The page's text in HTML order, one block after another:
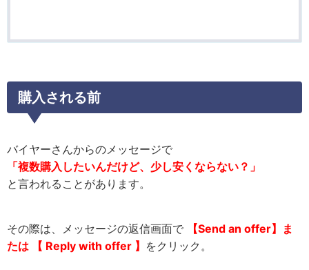
購入される前
バイヤーさんからのメッセージで
「複数購入したいんだけど、少し安くならない？」
と言われることがあります。
その際は、メッセージの返信画面で
【Send an offer】ま
たは 【 Reply with offer 】 をクリック。